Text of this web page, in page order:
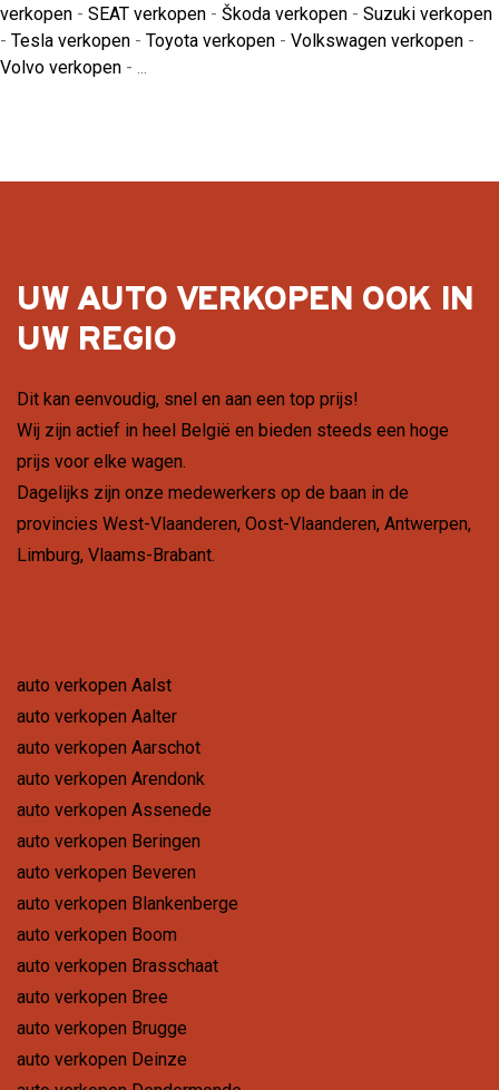
verkopen - SEAT verkopen - Škoda verkopen - Suzuki verkopen
- Tesla verkopen - Toyota verkopen - Volkswagen verkopen -
Volvo verkopen - ...
UW AUTO VERKOPEN OOK IN
UW REGIO
Dit kan eenvoudig, snel en aan een top prijs!
Wij zijn actief in heel België en bieden steeds een hoge
prijs voor elke wagen.
Dagelijks zijn onze medewerkers op de baan in de
provincies West-Vlaanderen, Oost-Vlaanderen, Antwerpen,
Limburg, Vlaams-Brabant.
auto verkopen Aalst
auto verkopen Aalter
auto verkopen Aarschot
auto verkopen Arendonk
auto verkopen Assenede
auto verkopen Beringen
auto verkopen Beveren
auto verkopen Blankenberge
auto verkopen Boom
auto verkopen Brasschaat
auto verkopen Bree
auto verkopen Brugge
auto verkopen Deinze